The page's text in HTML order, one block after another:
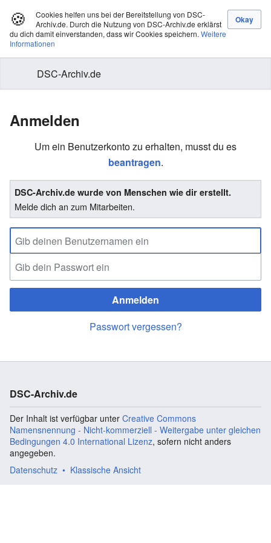
🍪
Cookies helfen uns bei der Bereitstellung von DSC-
Archiv.de. Durch die Nutzung von DSC-Archiv.de erklärst
du dich damit einverstanden, dass wir Cookies speichern. Weitere
Informationen
DSC-Archiv.de
Anmelden
Um ein Benutzerkonto zu erhalten, musst du es
beantragen.
DSC-Archiv.de wurde von Menschen wie dir erstellt.
Melde dich an zum Mitarbeiten.
Anmelden
Passwort vergessen?
DSC-Archiv.de
Der Inhalt ist verfügbar unter Creative Commons
Namensnennung - Nicht-kommerziell - Weitergabe unter gleichen
Bedingungen 4.0 International Lizenz, sofern nicht anders
angegeben.
Datenschutz
Klassische Ansicht